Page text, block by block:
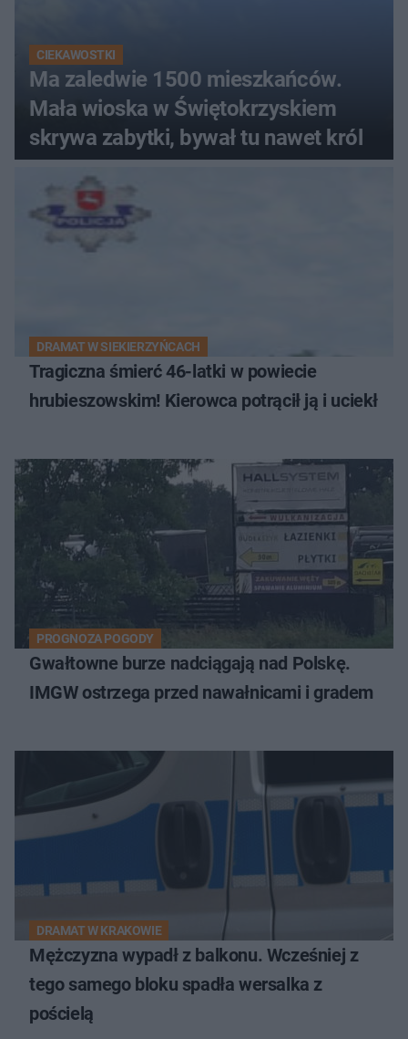
CIEKAWOSTKI
Ma zaledwie 1500 mieszkańców.
Mała wioska w Świętokrzyskiem
skrywa zabytki, bywał tu nawet król
DRAMAT W SIEKIERZYŃCACH
Tragiczna śmierć 46-latki w powiecie
hrubieszowskim! Kierowca potrącił ją i uciekł
PROGNOZA POGODY
Gwałtowne burze nadciągają nad Polskę.
IMGW ostrzega przed nawałnicami i gradem
DRAMAT W KRAKOWIE
Mężczyzna wypadł z balkonu. Wcześniej z
tego samego bloku spadła wersalka z
pościelą